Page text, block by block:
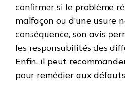
confirmer si le problème
malfaçon ou d’une usure
conséquence, son avis
les responsabilités des
Enfin, il peut
pour remédier aux